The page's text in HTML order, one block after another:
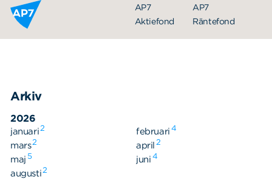
Hoppa till innehållet
AP7
Aktiefond
AP7
Räntefond
Arkiv
2026
januari2 februari 4
mars2 april 2
maj 5 juni 4
augusti2
Organisation